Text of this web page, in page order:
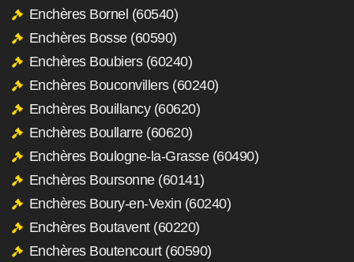
Enchères Bornel (60540)
Enchères Bosse (60590)
Enchères Boubiers (60240)
Enchères Bouconvillers (60240)
Enchères Bouillancy (60620)
Enchères Boullarre (60620)
Enchères Boulogne-la-Grasse (60490)
Enchères Boursonne (60141)
Enchères Boury-en-Vexin (60240)
Enchères Boutavent (60220)
Enchères Boutencourt (60590)